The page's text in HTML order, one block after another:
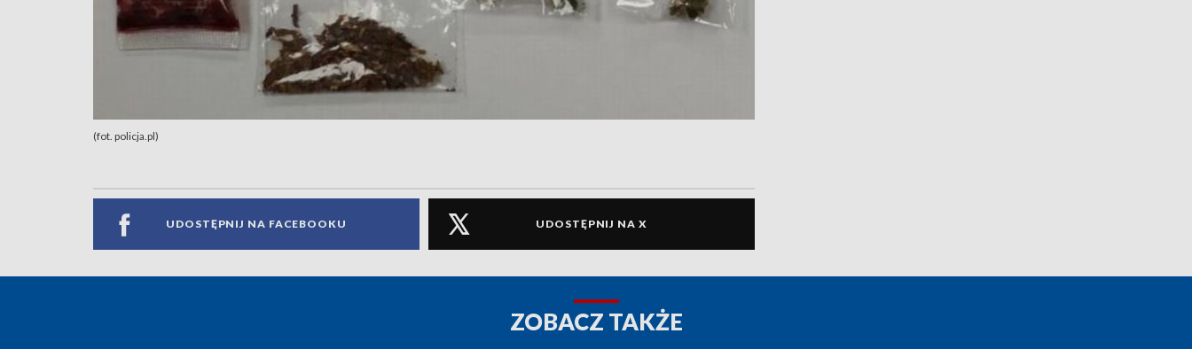
(fot. policja.pl)
UDOSTĘPNIJ NA FACEBOOKU UDOSTĘPNIJ NA X
ZOBACZ TAKŻE